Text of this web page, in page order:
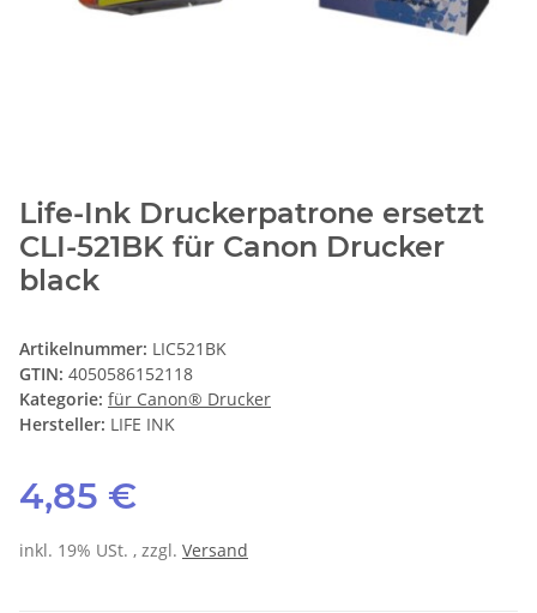
Life-Ink Druckerpatrone ersetzt
CLI-521BK für Canon Drucker
black
Artikelnummer: LIC521BK
GTIN: 4050586152118
Kategorie: für Canon® Drucker
Hersteller: LIFE INK
4,85 €
inkl. 19% USt. , zzgl. Versand